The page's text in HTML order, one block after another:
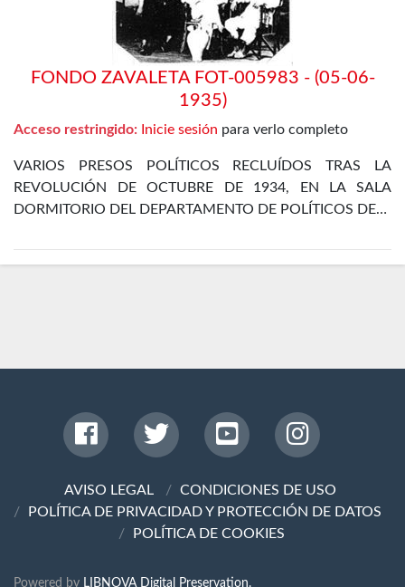
FONDO ZAVALETA FOT-005983 - (05-06-
1935)
Acceso restringido: Inicie sesión para verlo completo
VARIOS PRESOS POLÍTICOS RECLUÍDOS TRAS LA
REVOLUCIÓN DE OCTUBRE DE 1934, EN LA SALA
DORMITORIO DEL DEPARTAMENTO DE POLÍTICOS DE…
AVISO LEGAL
CONDICIONES DE USO
POLÍTICA DE PRIVACIDAD Y PROTECCIÓN DE DATOS
POLÍTICA DE COOKIES
Powered by LIBNOVA Digital Preservation.